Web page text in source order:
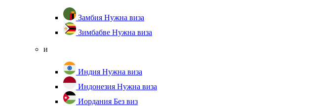
Замбия Нужна виза
Зимбабве Нужна виза
и
Индия Нужна виза
Индонезия Нужна виза
Иордания Без виз